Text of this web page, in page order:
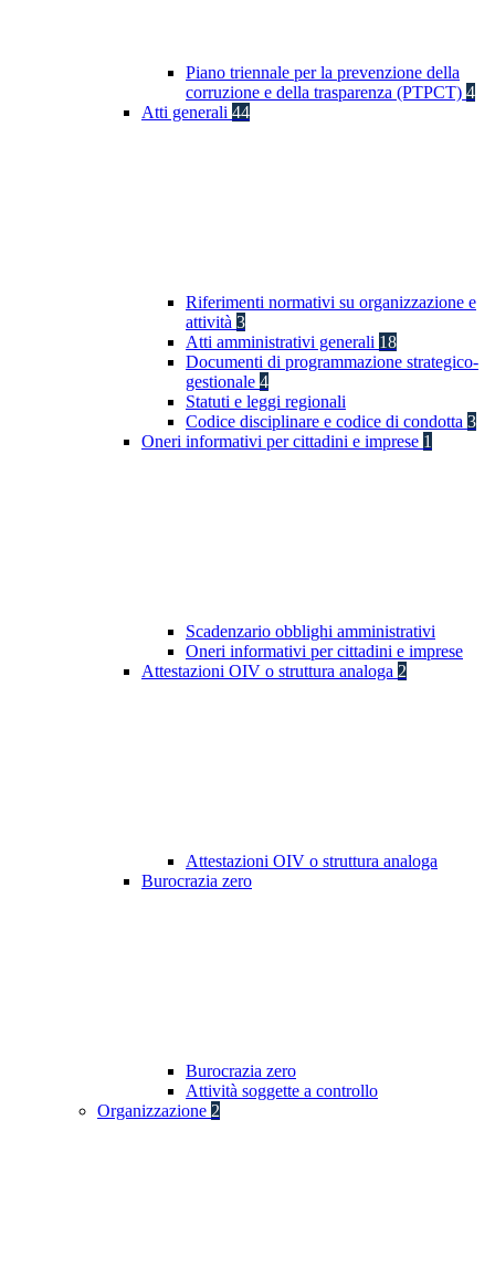
Piano triennale per la prevenzione della
corruzione e della trasparenza (PTPCT) 4
Atti generali 44
Riferimenti normativi su organizzazione e
attività 3
Atti amministrativi generali 18
Documenti di programmazione strategico-
gestionale 4
Statuti e leggi regionali
Codice disciplinare e codice di condotta 3
Oneri informativi per cittadini e imprese 1
Scadenzario obblighi amministrativi
Oneri informativi per cittadini e imprese
Attestazioni OIV o struttura analoga 2
Attestazioni OIV o struttura analoga
Burocrazia zero
Burocrazia zero
Attività soggette a controllo
Organizzazione 2